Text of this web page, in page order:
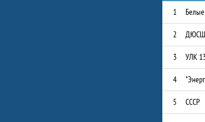
1
2 ДЮСШ
3 УЛК
4
5 СССР